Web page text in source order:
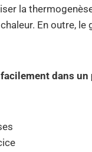
la
En outre,
dans